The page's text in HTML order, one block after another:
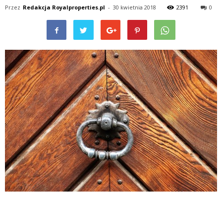
Przez Redakcja Royalproperties.pl - 30 kwietnia 2018 2391 0